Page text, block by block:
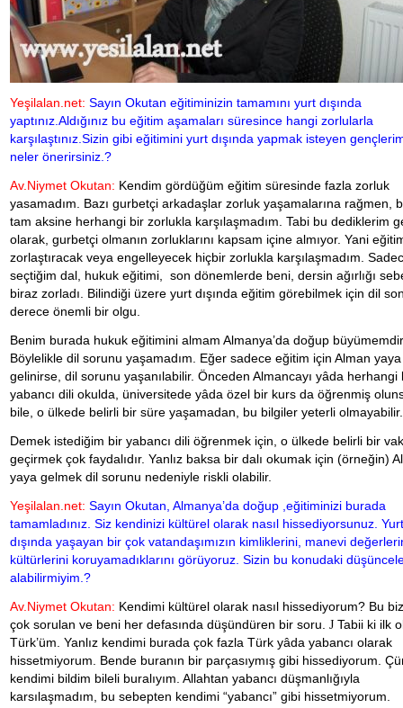
Yeşilalan.net: Sayın Okutan eğitiminizin tamamını yurt dışında
yaptınız.Aldığınız bu eğitim aşamaları süresince hangi zorlularla
karşılaştınız.Sizin gibi eğitimini yurt dışında yapmak isteyen
neler önerirsiniz.?
Av.Niymet Okutan: Kendim gördüğüm eğitim süresinde fazla zorluk
yasamadım. Bazı gurbetçi arkadaşlar zorluk yaşamalarına rağmen,
tam aksine herhangi bir zorlukla karşılaşmadım. Tabi bu dediklerim
olarak, gurbetçi olmanın zorluklarını kapsam içine almıyor. Yani
zorlaştıracak veya engelleyecek hiçbir zorlukla karşılaşmadım.
seçtiğim dal, hukuk eğitimi,
son dönemlerde beni, dersin ağırlığı
biraz zorladı. Bilindiği üzere yurt dışında eğitim görebilmek için dil
derece önemli bir olgu.
Benim burada hukuk eğitimini almam Almanya’da doğup
Böylelikle dil sorunu yaşamadım. Eğer sadece eğitim için Alman yaya
gelinirse, dil sorunu yaşanılabilir. Önceden Almancayı yâda herhangi
yabancı dili okulda, üniversitede yâda özel bir kurs da öğrenmiş
bile, o ülkede belirli bir süre yaşamadan, bu bilgiler yeterli olmayabilir.
Demek istediğim bir yabancı dili öğrenmek için, o ülkede belirli bir
geçirmek çok faydalıdır. Yanlız baksa bir dalı okumak için (örneğin)
yaya gelmek dil sorunu nedeniyle riskli olabilir.
Yeşilalan.net: Sayın Okutan, Almanya’da doğup ,eğitiminizi burada
tamamladınız. Siz kendinizi kültürel olarak nasıl hissediyorsunuz. Yurt
dışında yaşayan bir çok vatandaşımızın kimliklerini, manevi
kültürlerini koruyamadıklarını görüyoruz. Sizin bu konudaki
alabilirmiyim.?
Av.Niymet Okutan: Kendimi kültürel olarak nasıl hissediyorum? Bu
çok sorulan ve beni her defasında düşündüren bir soru. J Tabii ki ilk
Türk’üm. Yanlız kendimi burada çok fazla Türk yâda yabancı olarak
hissetmiyorum. Bende buranın bir parçasıymış gibi hissediyorum.
kendimi bildim bileli buralıyım. Allahtan yabancı düşmanlığıyla
karsılaşmadım, bu sebepten kendimi “yabancı” gibi hissetmiyorum.